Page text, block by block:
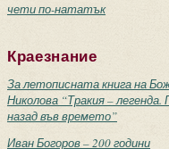
чети по-нататък
Краезнание
За летописната книга на
Николова “Тракия – легенда.
назад във времето”
Иван Богоров – 200 години